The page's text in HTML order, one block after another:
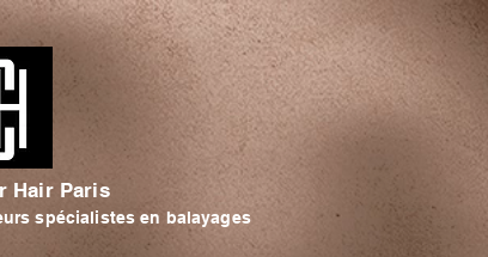
Hair Paris
spécialistes en balayages